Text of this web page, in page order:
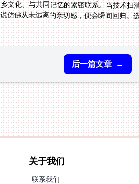
后一篇文章 →
关于我们
联系我们